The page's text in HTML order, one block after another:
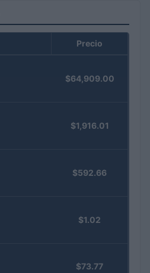
Precio
$64,909.00
$1,916.01
$592.66
$1.02
$73.77